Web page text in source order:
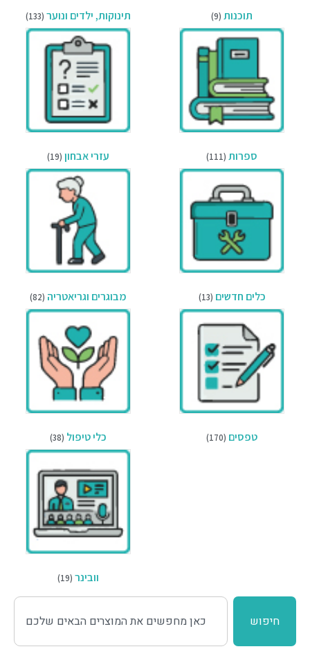
תינוקות, ילדים ונוער (133) תוכנות (9)
עזרי אבחון (19) ספרות (111)
מבוגרים וגריאטריה (82) כלים חדשים (13)
כלי טיפול (38) טפסים (170)
וובינר (19)
חיפוש